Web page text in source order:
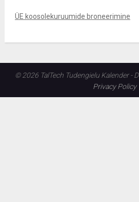
ÜE koosolekuruumide broneerimine
© 2026 TalTech Tudengielu Kalender -
Privacy Policy